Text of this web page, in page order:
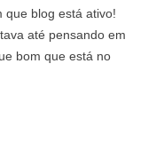
que blog está ativo!
até pensando em
bom que está no